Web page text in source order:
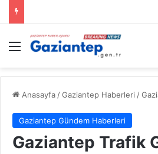
Menü
Anasayfa /Gaziantep Haberleri /
Gaziantep Gündem Haberleri
Gaziantep Trafik